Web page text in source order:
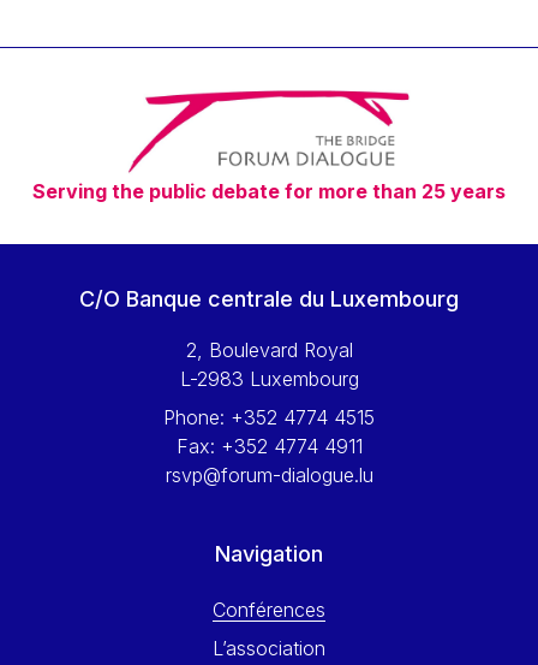
Serving the public debate for more than 25 years
C/O Banque centrale du Luxembourg
2, Boulevard Royal
L-2983 Luxembourg
Phone: +352 4774 4515
Fax: +352 4774 4911
rsvp@forum-dialogue.lu
Navigation
Conférences
L’association